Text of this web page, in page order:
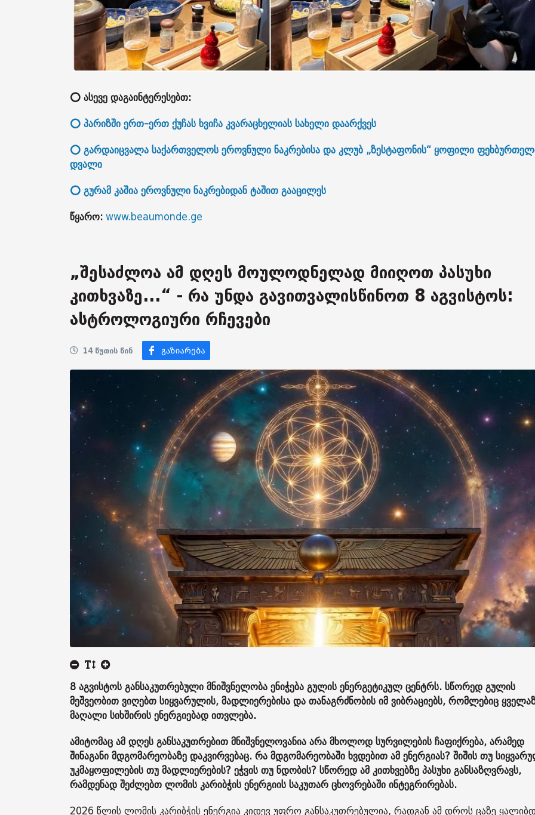
⭕ ასევე დაგაინტერესებთ:
⭕ პარიზში ერთ-ერთ ქუჩას ხვიჩა კვარაცხელიას სახელი დაარქვეს
⭕ გარდაიცვალა საქართველოს ეროვნული ნაკრებისა და კლუბ „ზესტაფონის“ ყოფილი
დვალი
⭕ გურამ კაშია ეროვნული ნაკრებიდან ტაშით გააცილეს
წყარო: www.beaumonde.ge
„შესაძლოა ამ დღეს მოულოდნელად მიიღოთ პასუხი
კითხვაზე...“ - რა უნდა გავითვალისწინოთ 8 აგვისტოს:
ასტროლოგიური რჩევები
14 წუთის წინ
8 აგვისტოს განსაკუთრებული მნიშვნელობა ენიჭება გულის ენერგეტიკულ ცენტრს. სწორედ გულის
მეშვეობით ვიღებთ სიყვარულის, მადლიერებისა და თანაგრძნობის იმ ვიბრაციებს, რომლებიც
მაღალი სიხშირის ენერგიებად ითვლება.
ამიტომაც ამ დღეს განსაკუთრებით მნიშვნელოვანია არა მხოლოდ სურვილების ჩაფიქრება, არამედ
შინაგანი მდგომარეობაზე დაკვირვებაც. რა მდგომარეობაში ხვდებით ამ ენერგიას? შიშის თუ
უკმაყოფილების თუ მადლიერების? ეჭვის თუ ნდობის? სწორედ ამ კითხვებზე პასუხი განსაზღვრავს,
რამდენად შეძლებთ ლომის კარიბჭის ენერგიის საკუთარ ცხოვრებაში ინტეგრირებას.
2026 წლის ლომის კარიბჭის ენერგია კიდევ უფრო განსაკუთრებულია, რადგან ამ დროს ცაზე